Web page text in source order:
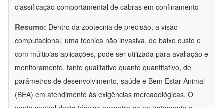
classificação comportamental de cabras em confinamento
Resumo: Dentro da zootecnia de precisão, a visão
computacional, uma técnica não invasiva, de baixo custo e
com múltiplas aplicações, pode ser utilizada para avaliação e
monitoramento, tanto qualitativo quanto quantitativo, de
parâmetros de desenvolvimento, saúde e Bem Estar Animal
(BEA) em atendimento às exigências mercadológicas. O